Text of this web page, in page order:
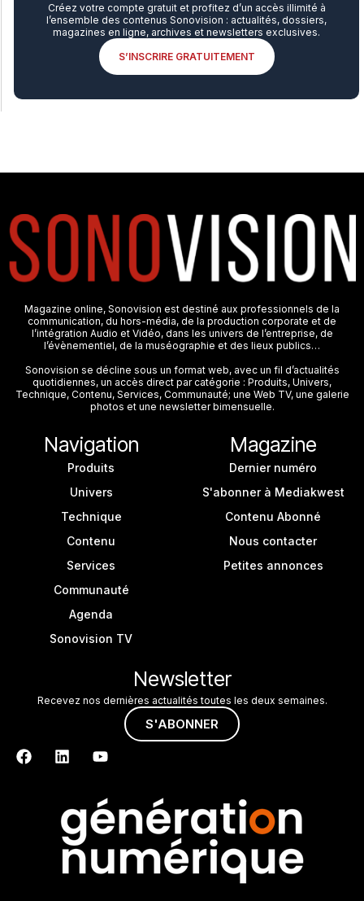
Créez votre compte gratuit et profitez d’un accès illimité à
l’ensemble des contenus Sonovision : actualités, dossiers,
magazines en ligne, archives et newsletters exclusives.
S’INSCRIRE GRATUITEMENT
Magazine online, Sonovision est destiné aux professionnels de la
communication, du hors-média, de la production corporate et de
l’intégration Audio et Vidéo, dans les univers de l’entreprise, de
l’évènementiel, de la muséographie et des lieux publics…
Sonovision se décline sous un format web, avec un fil d’actualités
quotidiennes, un accès direct par catégorie : Produits, Univers,
Technique, Contenu, Services, Communauté; une Web TV, une galerie
photos et une newsletter bimensuelle.
Navigation
Produits
Univers
Technique
Contenu
Services
Communauté
Agenda
Sonovision TV
Magazine
Dernier numéro
S'abonner à Mediakwest
Contenu Abonné
Nous contacter
Petites annonces
Newsletter
Recevez nos dernières actualités toutes les deux semaines.
S'ABONNER